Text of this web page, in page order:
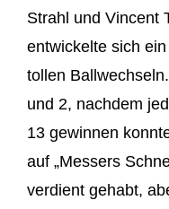
Strahl und Vincent
entwickelte sich
tollen
und 2, nachdem
13 gewinnen
auf „Messers
verdient gehabt,